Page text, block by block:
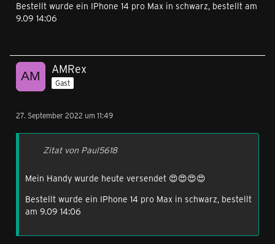
Bestellt wurde ein IPhone 14 pro Max in schwarz, bestellt am
9.09 14:06
AMRex
Gast
27. September 2022 um 11:49
Zitat von Paul5618
Mein Handy wurde heute versendet 😍😍😍😍
Bestellt wurde ein IPhone 14 pro Max in schwarz, bestellt
am 9.09 14:06